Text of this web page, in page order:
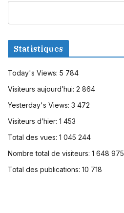
Statistiques
Today's Views: 5 784
Visiteurs aujourd’hui: 2 864
Yesterday's Views: 3 472
Visiteurs d’hier: 1 453
Total des vues: 1 045 244
Nombre total de visiteurs: 1 648 975
Total des publications: 10 718